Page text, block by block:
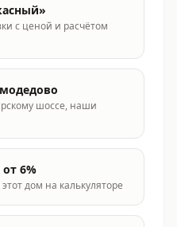
»
с ценой и расчётом
шоссе, наши
6%
дом на калькуляторе